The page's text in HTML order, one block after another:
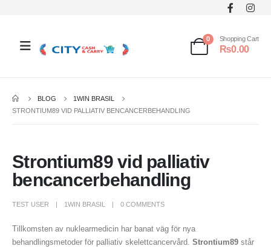
0 Shopping Cart
₨0.00
BLOG
1WIN BRASIL
STRONTIUM89 VID PALLIATIV BENCANCERBEHANDLING
Strontium89 vid palliativ
bencancerbehandling
TEST USER 1WIN BRASIL 0 COMMENTS
Tillkomsten av nuklearmedicin har banat väg för nya
behandlingsmetoder för palliativ skelettcancervård. Strontium89 står